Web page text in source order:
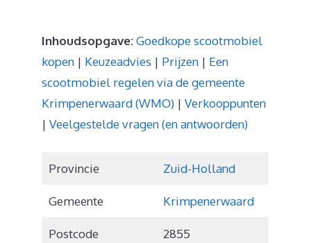
Inhoudsopgave:Goedkope scootmobiel
kopen | Keuzeadvies | Prijzen | Een
scootmobiel regelen via de gemeente
Krimpenerwaard (WMO) | Verkooppunten
| Veelgestelde vragen (en antwoorden)
Provincie Zuid-Holland
Gemeente Krimpenerwaard
Postcode 2855